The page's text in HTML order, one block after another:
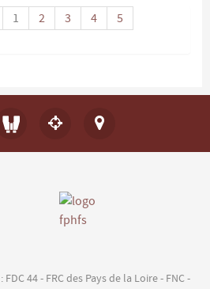
1 2 3 4
5
44 - FRC des Pays de la Loire - FNC -